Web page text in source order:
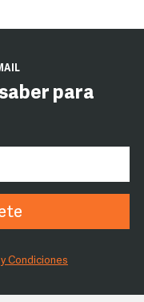
para
y Condiciones